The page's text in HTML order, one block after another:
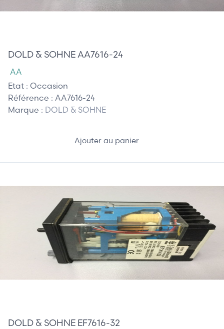
DOLD & SOHNE AA7616-24
AA
Etat : Occasion
Référence : AA7616-24
Marque : DOLD & SOHNE
Ajouter au panier
DOLD & SOHNE EF7616-32